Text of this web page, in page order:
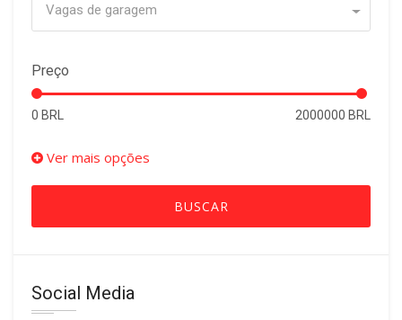
Vagas de garagem
Preço
0 BRL 2000000 BRL
Ver mais opções
BUSCAR
Social Media